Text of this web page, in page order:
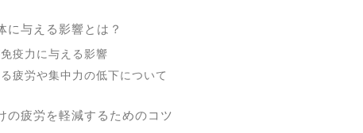
に与える影響とは？
疫力に与える影響
疲労や集中力の低下について
の疲労を軽減するためのコツ